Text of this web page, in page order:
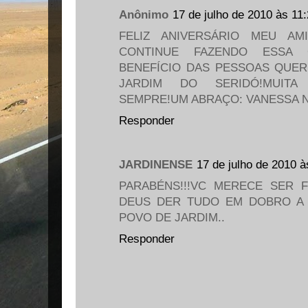
Anônimo 17 de julho de 2010 às
FELIZ ANIVERSÁRIO MEU
CONTINUE FAZENDO ESSA
BENEFÍCIO DAS PESSOAS
JARDIM DO SERIDÓ!MUITA
SEMPRE!UM ABRAÇO: VANESSA
Responder
JARDINENSE 17 de julho de 2010
PARABÉNS!!!VC MERECE SER
DEUS DER TUDO EM DOBRO
POVO DE JARDIM..
Responder